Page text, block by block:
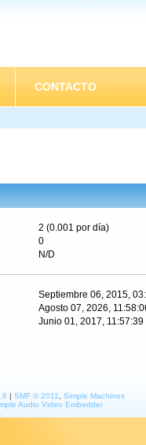
CONTACTO
2 (0.001 por día)
0
N/D
Septiembre 06, 2015,
Agosto 07, 2026,
Junio 01, 2017, 11:57:39
| SMF © 2011
Simple Machines
Audio Video Embedder